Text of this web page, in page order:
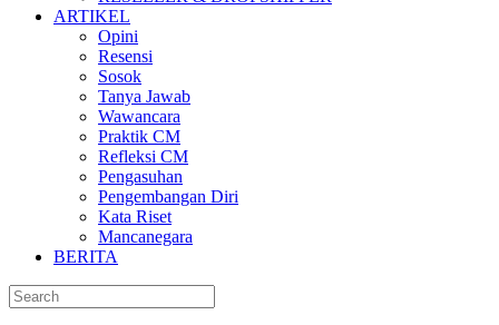
ARTIKEL
Opini
Resensi
Sosok
Tanya Jawab
Wawancara
Praktik CM
Refleksi CM
Pengasuhan
Pengembangan Diri
Kata Riset
Mancanegara
BERITA